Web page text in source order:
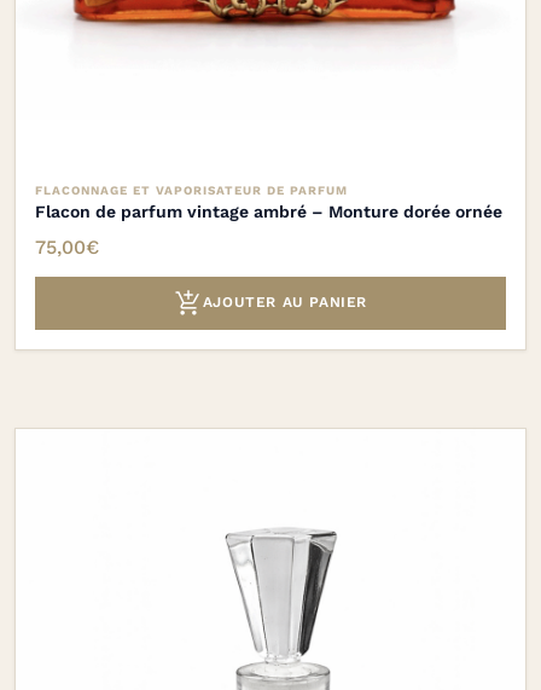
FLACONNAGE ET VAPORISATEUR DE PARFUM
Flacon de parfum vintage ambré – Monture dorée ornée
75,00€
 AJOUTER AU PANIER